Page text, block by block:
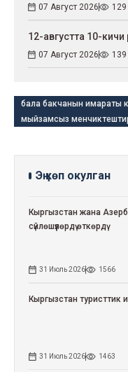
07 Август 2026 129
12-августта 10-кичи
07 Август 2026 139
бала бакчанын имараты
мыйзамсыз
Эң көп окулган
Кыргызстан жана
сүйлөшүүлөрдү өткөрдү
31 Июль 2026 1566
Кыргызстан туристтик
31 Июль 2026 1463